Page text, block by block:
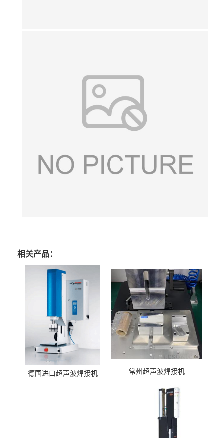
相关产品：
德国进口超声波焊接机 常州超声波焊接机